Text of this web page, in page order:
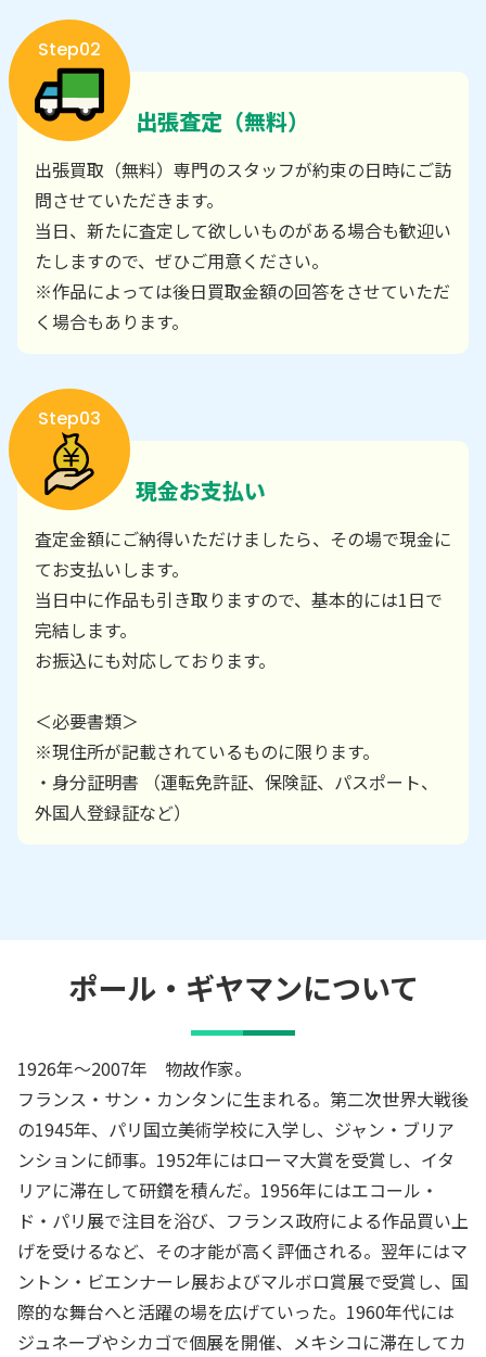
Step02
出張査定（無料）
出張買取（無料）専門のスタッフが約束の日時にご訪
問させていただきます。
当日、新たに査定して欲しいものがある場合も歓迎い
たしますので、ぜひご用意ください。
※作品によっては後日買取金額の回答をさせていただ
く場合もあります。
Step03
現金お支払い
査定金額にご納得いただけましたら、その場で現金に
てお支払いします。
当日中に作品も引き取りますので、基本的には1日で
完結します。
お振込にも対応しております。
＜必要書類＞
※現住所が記載されているものに限ります。
・身分証明書 （運転免許証、保険証、パスポート、
外国人登録証など）
ポール・ギヤマンについて
1926年～2007年 物故作家。
フランス・サン・カンタンに生まれる。第二次世界大戦後
の1945年、パリ国立美術学校に入学し、ジャン・ブリア
ンションに師事。1952年にはローマ大賞を受賞し、イタ
リアに滞在して研鑽を積んだ。1956年にはエコール・
ド・パリ展で注目を浴び、フランス政府による作品買い上
げを受けるなど、その才能が高く評価される。翌年にはマ
ントン・ビエンナーレ展およびマルボロ賞展で受賞し、国
際的な舞台へと活躍の場を広げていった。1960年代には
ジュネーブやシカゴで個展を開催、メキシコに滞在してカ